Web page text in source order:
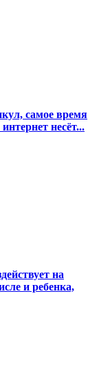
самое время
несёт...
на
и ребенка,